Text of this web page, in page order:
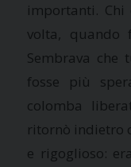
importanti.
volta, quando
Sembrava che
fosse più
colomba
ritornò indietro
e rigoglioso: